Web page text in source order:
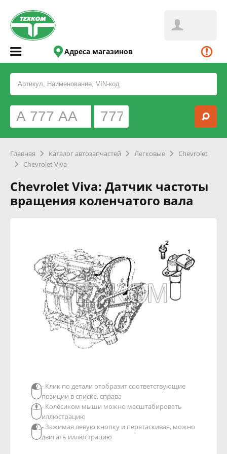
Адреса магазинов
Главная Каталог автозапчастей Легковые
Chevrolet
Chevrolet Viva
Chevrolet Viva: Датчик частоты
вращения коленчатого вала
- Клик по детали отобразит соответствующие
позиции в списке, справа
- Колёсиком мыши можно масштабировать
иллюстрацию
- Зажимая левую кнопку и перетаскивая, можно
двигать иллюстрацию